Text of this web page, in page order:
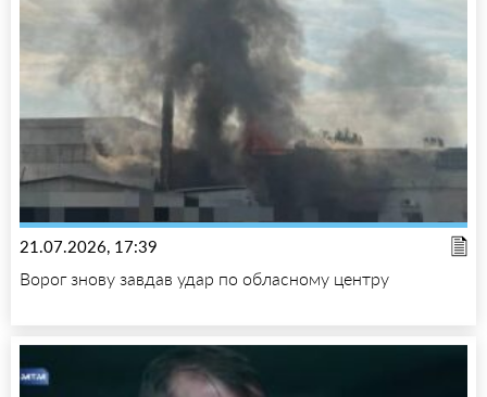
21.07.2026, 17:39
Ворог знову завдав удар по обласному центру